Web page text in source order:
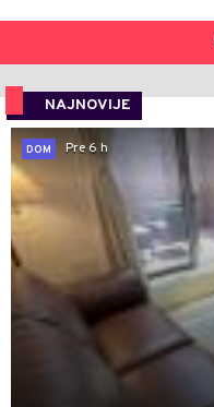
NAJNOVIJE
DOM
Pre 6 h